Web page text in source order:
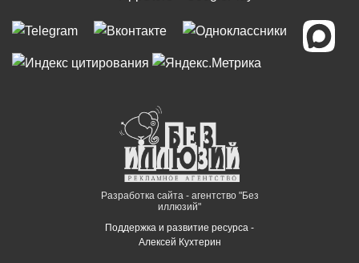
Разработка сайта - агентство "Без
иллюзий"
Поддержка и развитие ресурса -
Алексей Кухтерин